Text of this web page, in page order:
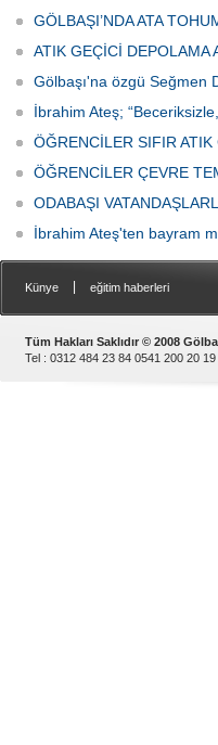
GÖLBAŞI’NDA ATA
ATIK GEÇİCİ DEPOLAMA
Gölbaşı'na özgü Seğmen
İbrahim Ateş;
ÖĞRENCİLER SIFIR
ÖĞRENCİLER ÇEVRE
ODABAŞI
İbrahim Ateş'ten bayram
Künye eğitim haberleri
Tüm Hakları Saklıdır © 2008
Tel : 0312 484 23 84 0541 200 20